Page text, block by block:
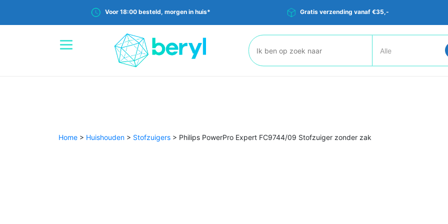
Voor 18:00 besteld, morgen in huis* Gratis verzending vanaf €35,-
Zoeken:
Home > Huishouden > Stofzuigers > Philips PowerPro Expert FC9744/09 Stofzuiger zonder zak